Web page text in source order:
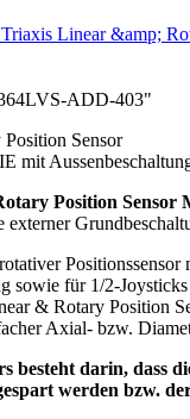
Linear &amp;
ADD-403"
Sensor
mit
Position Sensor
sowie für 1/2-
& Rotary Position
Axial- bzw.
besteht darin,
werden bzw.